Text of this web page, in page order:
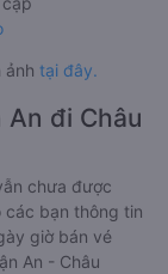
ảnh tại đây.
đi Châu
chưa được
các bạn thông tin
giờ bán vé
An - Châu